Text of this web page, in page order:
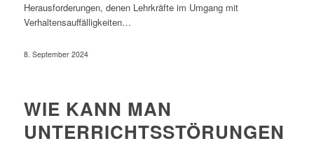
Herausforderungen, denen Lehrkräfte im Umgang mit
Verhaltensauffälligkeiten…
8. September 2024
WIE KANN MAN
UNTERRICHTSSTÖRUNGEN